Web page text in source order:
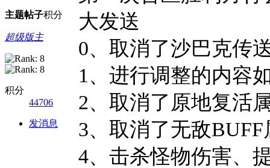
主题帖子积分
超级版主
积分
44706
发消息
大发送
0、取消了沙巴克传
1、进行调整的内容
2、取消了原地复活
3、取消了无敌BUFF
4、击杀怪物伤害、